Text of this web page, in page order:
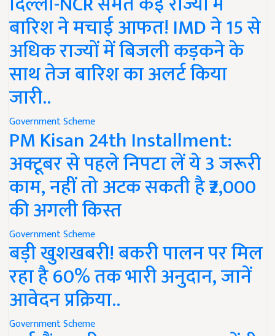
बारिश ने मचाई आफत! IMD ने 15 से
अधिक राज्यों में बिजली कड़कने के
साथ तेज बारिश का अलर्ट किया
जारी..
Government Scheme
PM Kisan 24th Installment:
अक्टूबर से पहले निपटा लें ये 3 जरूरी
काम, नहीं तो अटक सकती है ₹2,000
की अगली किस्त
Government Scheme
बड़ी खुशखबरी! बकरी पालन पर मिल
रहा है 60% तक भारी अनुदान, जानें
आवेदन प्रक्रिया..
Government Scheme